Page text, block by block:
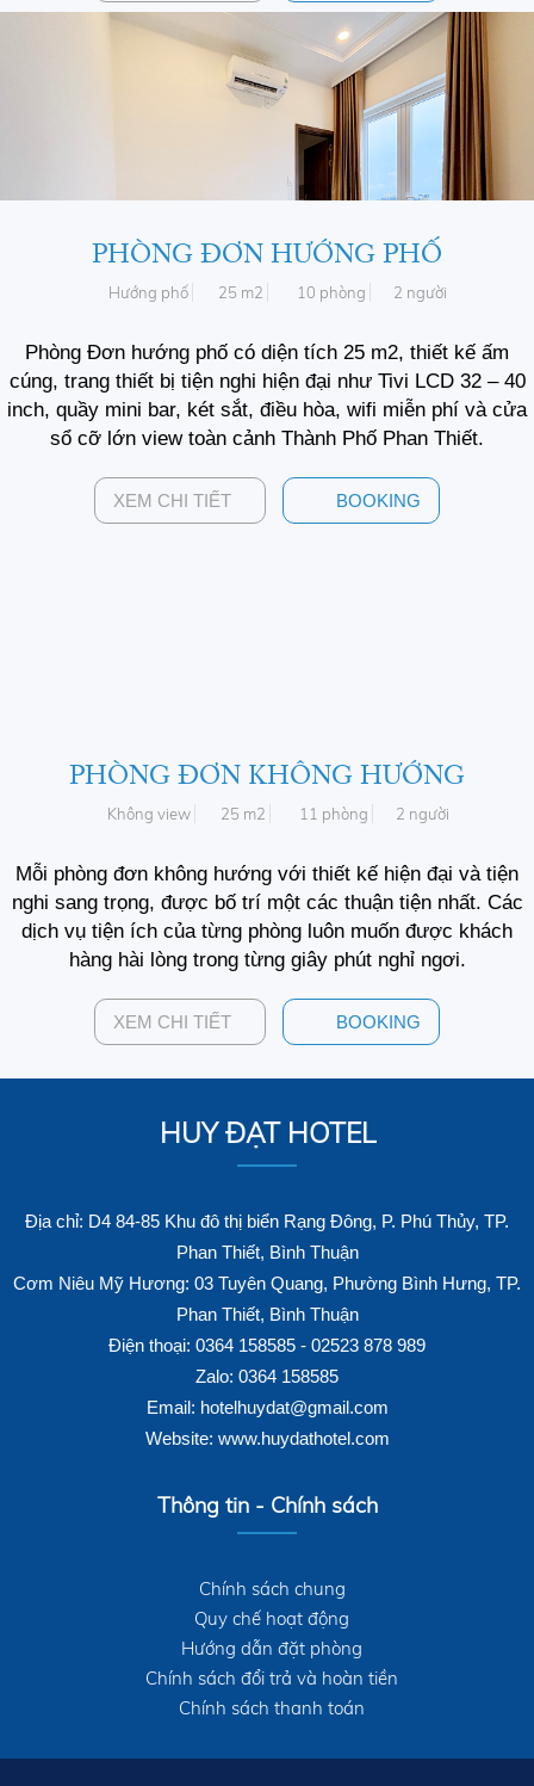
PHÒNG ĐƠN HƯỚNG PHỐ
Hướng phố 25 m2 10 phòng 2 người
Phòng Đơn hướng phố có diện tích 25 m2, thiết kế ấm
cúng, trang thiết bị tiện nghi hiện đại như Tivi LCD 32 – 40
inch, quầy mini bar, két sắt, điều hòa, wifi miễn phí và cửa
sổ cỡ lớn view toàn cảnh Thành Phố Phan Thiết.
XEM CHI TIẾT BOOKING
PHÒNG ĐƠN KHÔNG HƯỚNG
Không view 25 m2 11 phòng 2 người
Mỗi phòng đơn không hướng với thiết kế hiện đại và tiện
nghi sang trọng, được bố trí một các thuận tiện nhất. Các
dịch vụ tiện ích của từng phòng luôn muốn được khách
hàng hài lòng trong từng giây phút nghỉ ngơi.
XEM CHI TIẾT BOOKING
HUY ĐẠT HOTEL
Địa chỉ: D4 84-85 Khu đô thị biển Rạng Đông, P. Phú Thủy, TP.
Phan Thiết, Bình Thuận
Cơm Niêu Mỹ Hương: 03 Tuyên Quang, Phường Bình Hưng, TP.
Phan Thiết, Bình Thuận
Điện thoại: 0364 158585 - 02523 878 989
Zalo: 0364 158585
Email: hotelhuydat@gmail.com
Website: www.huydathotel.com
Thông tin - Chính sách
Chính sách chung
Quy chế hoạt động
Hướng dẫn đặt phòng
Chính sách đổi trả và hoàn tiền
Chính sách thanh toán